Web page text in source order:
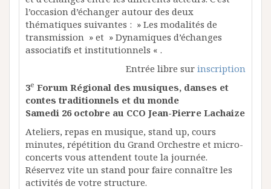
l’occasion d’échanger autour des deux
thématiques suivantes : » Les modalités de
transmission » et » Dynamiques d’échanges
associatifs et institutionnels « .
Entrée libre sur inscription
3e Forum Régional des musiques, danses et
contes traditionnels et du monde
Samedi 26 octobre au CCO Jean-Pierre Lachaize
Ateliers, repas en musique, stand up, cours
minutes, répétition du Grand Orchestre et micro-
concerts vous attendent toute la journée.
Réservez vite un stand pour faire connaître les
activités de votre structure.